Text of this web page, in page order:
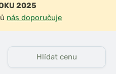
2025
nás doporučuje
Hlídat cenu